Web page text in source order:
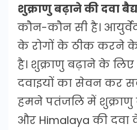
शुक्राणु बढ़ाने की दवा
कौन-कौन सी है।
के रोगों के ठीक करने के
है। शुक्राणु बढ़ाने के
दवाइयों का सेवन कर
हमने पतंजलि में शुक्राणु
और Himalaya की दवा